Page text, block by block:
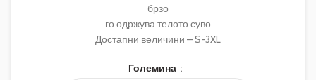
брзо
го одржува телото суво
Достапни величини – S-3XL
Големина